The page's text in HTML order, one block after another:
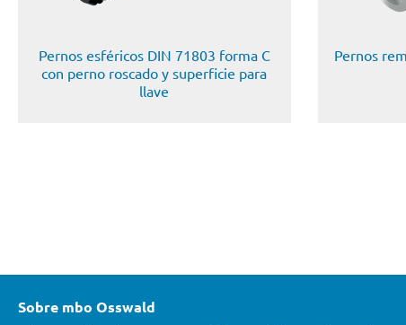
Pernos esféricos DIN 71803 forma C
con perno roscado y superficie para
llave
Pernos
Sobre mbo Osswald